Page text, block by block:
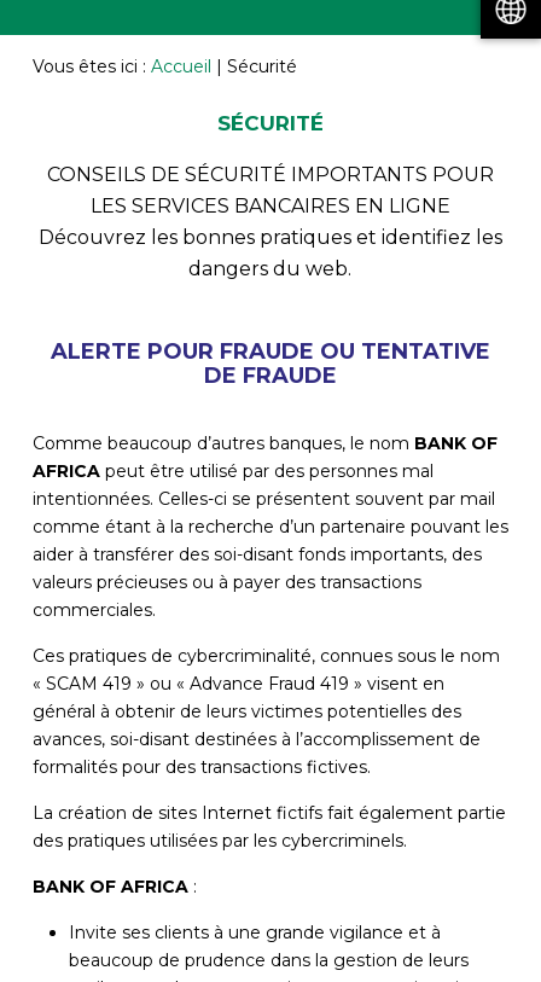
Vous êtes ici : Accueil | Sécurité
SÉCURITÉ
CONSEILS DE SÉCURITÉ IMPORTANTS POUR
LES SERVICES BANCAIRES EN LIGNE
Découvrez les bonnes pratiques et identifiez les
dangers du web.
ALERTE POUR FRAUDE OU TENTATIVE
DE FRAUDE
Comme beaucoup d’autres banques, le nom BANK OF
AFRICApeut être utilisé par des personnes mal
intentionnées. Celles-ci se présentent souvent par mail
comme étant à la recherche d’un partenaire pouvant les
aider à transférer des soi-disant fonds importants, des
valeurs précieuses ou à payer des transactions
commerciales.
Ces pratiques de cybercriminalité, connues sous le nom
« SCAM 419 » ou « Advance Fraud 419 » visent en
général à obtenir de leurs victimes potentielles des
avances, soi-disant destinées à l’accomplissement de
formalités pour des transactions fictives.
La création de sites Internet fictifs fait également partie
des pratiques utilisées par les cybercriminels.
BANK OF AFRICA:
Invite ses clients à une grande vigilance et à
beaucoup de prudence dans la gestion de leurs